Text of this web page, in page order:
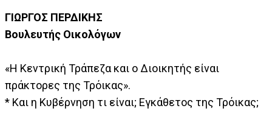
ΓΙΩΡΓΟΣ ΠΕΡΔΙΚΗΣ
Βουλευτής Οικολόγων
«Η Κεντρική Τράπεζα και ο Διοικητής είναι
πράκτορες της Τρόικας».
* Και η Κυβέρνηση τι είναι; Εγκάθετος της Τρόικας;